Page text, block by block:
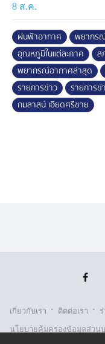
ตกหนักบางแห่ง
#ฝนฟ้าอากาศ #พยา
8 ส.ค.
ฝนฟ้าอากาศ พยากร
อุณหภูมิในแต่ละภาค
ส
พยากรณ์อากาศล่าสุด
รายการข่าว
รายการข่
กมลาสน์ เอียดศรีชาย
เกี่ยวกับเรา · ติตต่อเรา ·
นโยบายคุ้มครองข้อมูลส่วน